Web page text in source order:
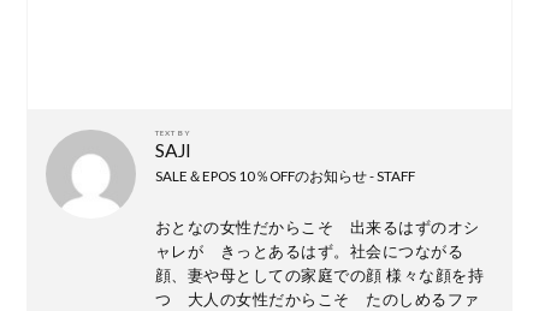
TEXT BY
SAJI
SALE＆EPOS 10％OFFのお知らせ - STAFF
おとなの女性だからこそ 出来るはずのオシ
ャレが きっとあるはず。社会につながる
顔、妻や母としての家庭での顔 様々な顔を持
つ 大人の女性だからこそ たのしめるファ